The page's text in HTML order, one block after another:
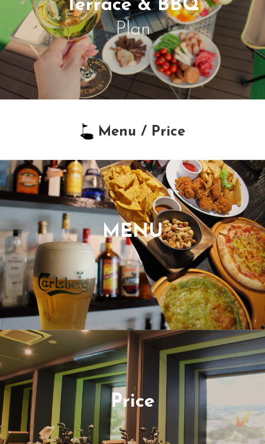
Terrace & BBQ
Plan
Menu / Price
MENU
Price